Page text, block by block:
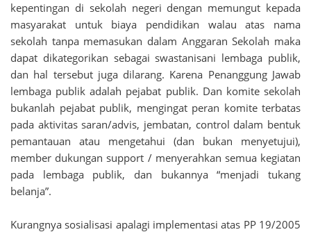
kepentingan di sekolah negeri dengan memungut kepada
masyarakat untuk biaya pendidikan walau atas nama
sekolah tanpa memasukan dalam Anggaran Sekolah maka
dapat dikategorikan sebagai swastanisani lembaga publik,
dan hal tersebut juga dilarang. Karena Penanggung Jawab
lembaga publik adalah pejabat publik. Dan komite sekolah
bukanlah pejabat publik, mengingat peran komite terbatas
pada aktivitas saran/advis, jembatan, control dalam bentuk
pemantauan atau mengetahui (dan bukan menyetujui),
member dukungan support / menyerahkan semua kegiatan
pada lembaga publik, dan bukannya “menjadi tukang
belanja”.
Kurangnya sosialisasi apalagi implementasi atas PP 19/2005